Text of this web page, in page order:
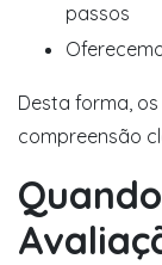
passos
Desta forma,
compreensão